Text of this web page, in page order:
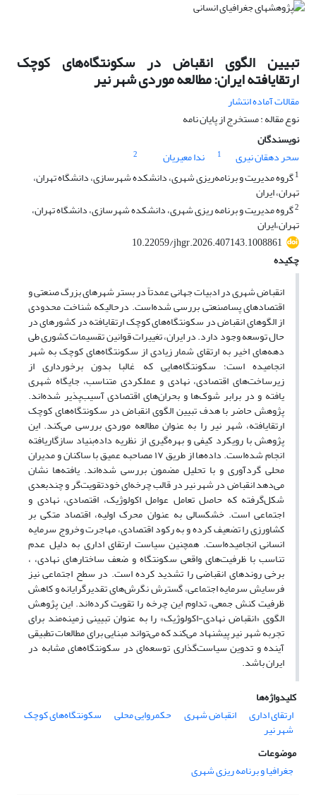
تبیین الگوی انقباض در سکونتگاه‌های کوچک
ارتقایافته ایران: مطالعه موردی شهر نیر
مقالات آماده انتشار
نوع مقاله : مستخرج از پایان نامه
نویسندگان
سحر دهقان نیری
1 ندا معیریان
2
1گروه مدیریت و برنامه‌ریزی شهری، دانشکده شهرسازی، دانشگاه تهران،
تهران، ایران
2گروه مدیریت و برنامه ریزی شهری، دانشکده شهرسازی، دانشگاه تهران،
تهران،‌ایران
10.22059/jhgr.2026.407143.1008861
چکیده
انقباض شهری در ادبیات جهانی عمدتاً در بستر شهرهای بزرگ صنعتی و
اقتصادهای پساصنعتی بررسی شده‌است. درحالیکه شناخت محدودی
از الگوهای انقباض در سکونتگاه‌های کوچک ارتقایافته در کشورهای در
حال توسعه وجود دارد. در ایران، تغییرات قوانین تقسیمات کشوری طی
دهه‌های اخیر به ارتقای شمار زیادی از سکونتگاه‌های کوچک به شهر
انجامیده است؛ سکونتگاه‌هایی که غالبا بدون برخورداری از
زیرساخت‌های اقتصادی، نهادی و عملکردی متناسب، جایگاه شهری
یافته و در برابر شوک‌ها و بحران‌های اقتصادی آسیب‌پذیر شده‌اند.
پژوهش حاضر با هدف تبیین الگوی انقباض در سکونتگاه‌های کوچک
ارتقایافته، شهر نیر را به عنوان مطالعه موردی بررسی می‌کند. این
پژوهش با رویکرد کیفی و بهره‌گیری از نظریه داده‌بنیاد سازگاریافته
انجام شده‌است. داده‌ها از طریق ۱۷ مصاحبه عمیق با ساکنان و مدیران
محلی گردآوری و با تحلیل مضمون بررسی شده‌اند. یافته‌ها نشان
می‌دهد انقباض در شهر نیر در قالب چرخه‌ای خودتقویت‌گر و چندبعدی
شکل‌گرفته که حاصل تعامل عوامل اکولوژیک، اقتصادی، نهادی و
اجتماعی است. خشکسالی به عنوان محرک اولیه، اقتصاد متکی بر
کشاورزی را تضعیف کرده و به رکود اقتصادی، مهاجرت وخروج سرمایه
انسانی انجامیده‌است. همچنین سیاست ارتقای اداری به دلیل عدم
تناسب با ظرفیت‌های واقعی سکونتگاه و ضعف ساختارهای نهادی، ،
برخی روندهای انقباضی را تشدید کرده‌ است. در سطح اجتماعی نیز
فرسایش سرمایه اجتماعی، گسترش نگرش‌های تقدیرگرایانه و کاهش
ظرفیت کنش جمعی، ‌تداوم این چرخه را تقویت کرده‌اند. این پژوهش
الگوی «انقباض نهادی-اکولوژیک» را به عنوان تبیینی زمینه‌مند برای
تجربه شهر نیر پیشنهاد می‌کند که می‌تواند مبنایی برای مطالعات تطبیقی
آینده و تدوین سیاست‌‌گذاری توسعه‌ای در سکونتگاه‌های مشابه در
ایران باشد.
کلیدواژه‌ها
ارتقای اداری
انقباض شهری حکمروایی محلی سکونتگاه‌های کوچک
شهر نیر
موضوعات
جغرافیا و برنامه ریزی شهری